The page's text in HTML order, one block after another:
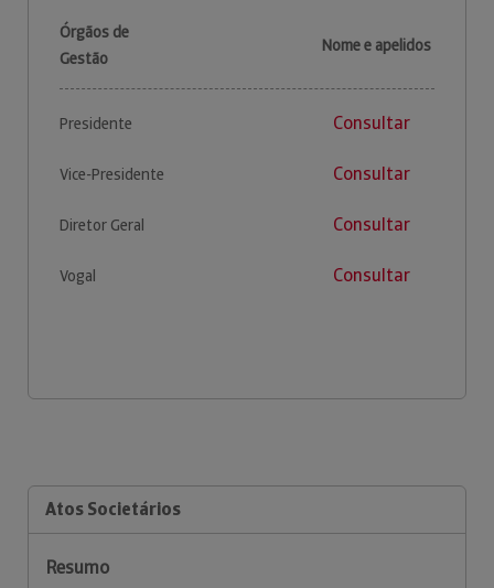
Órgãos de
Gestão
Nome e apelidos
Presidente Consultar
Vice-Presidente Consultar
Diretor Geral Consultar
Vogal Consultar
Atos Societários
Resumo